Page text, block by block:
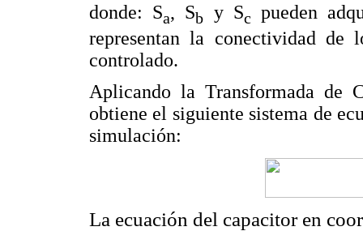
donde: Sa, Sb y Sc pueden
representan la conectividad de
controlado.
Aplicando la Transformada de
obtiene el siguiente sistema de
simulación:
La ecuación del capacitor en